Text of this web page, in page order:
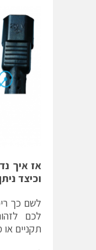
אז איך
וכיצד
לכם
תקניים או